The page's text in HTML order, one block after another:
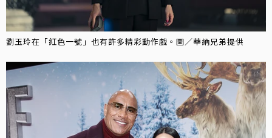
劉玉玲在「紅色一號」也有許多精彩動作戲。圖／華納兄弟提供